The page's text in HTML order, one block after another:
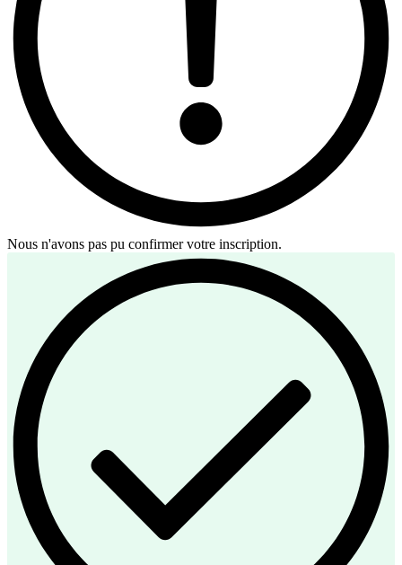
Nous n'avons pas pu confirmer votre inscription.